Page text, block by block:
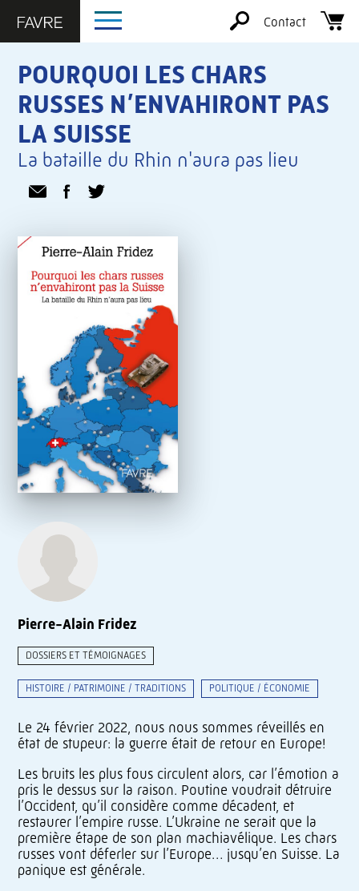
Contact
POURQUOI LES CHARS
RUSSES N’ENVAHIRONT PAS
LA SUISSE
La bataille du Rhin n'aura pas lieu
Pierre-Alain Fridez
DOSSIERS ET TÉMOIGNAGES
HISTOIRE / PATRIMOINE / TRADITIONS POLITIQUE / ÉCONOMIE
Le 24 février 2022, nous nous sommes réveillés en
état de stupeur: la guerre était de retour en Europe!
Les bruits les plus fous circulent alors, car l’émotion a
pris le dessus sur la raison. Poutine voudrait détruire
l’Occident, qu’il considère comme décadent, et
restaurer l’empire russe. L’Ukraine ne serait que la
première étape de son plan machiavélique. Les chars
russes vont déferler sur l’Europe… jusqu’en Suisse. La
panique est générale.